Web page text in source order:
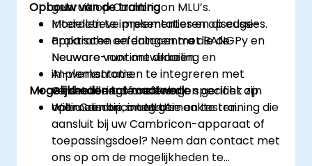
gebruik op Cambricon MLU’s.
Modellen te implementeren op edge-
apparaten en datacentra die de
Neuware-runtime draaien.
AI-werkstromen te integreren met
versnelleringsfuncties die specifiek zijn
voor Cambricon MLU’s.
Opbouw van de training
Interactieve presentaties en discussies.
Praktische oefeningen met BANGPy en
Neuware voor ontwikkeling en
implementatie.
Gedetailleerde oefeningen gericht op
optimalisatie, integratie en testen.
Mogelijkheden tot maatwerk
Wilt u een op maat gemaakte training die
aansluit bij uw Cambricon-apparaat of
toepassingsdoel? Neem dan contact met
ons op om de mogelijkheden te